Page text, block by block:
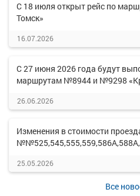
С 18 июля открыт рейс по
Томск»
16.07.2026
С 27 июня 2026 года будут
маршрутам №8944 и №9298
26.06.2026
Изменения в стоимости
25.05.2026
Все